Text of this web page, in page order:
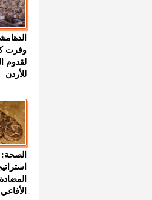
وفرت
لقدوم
للأردن
الأفاعي